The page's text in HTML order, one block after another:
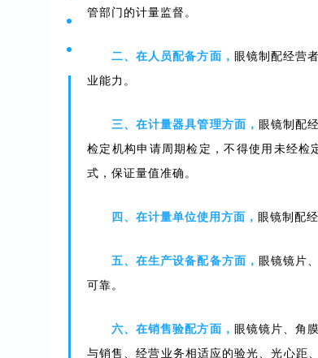
管部门的计量监督。
二、在人员配备方面， 眼镜制配经营
业能力。
三、在计量器具管理方面， 眼镜制配
检定机构申请周期检定，不得使用未经检
式，保证量值准确。
四、在计量单位使用方面， 眼镜制配
五、在生产设备配备方面， 眼镜镜片
可靠。
六、在销售验配方面， 眼镜镜片、角
与销售、经营业务相适应的验光、光心距